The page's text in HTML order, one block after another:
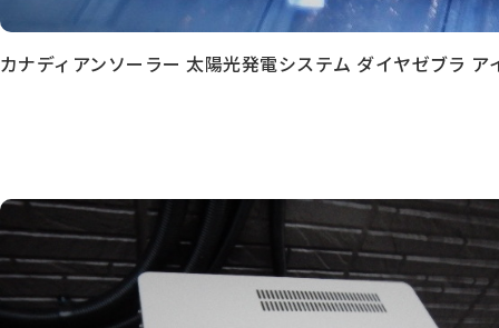
カナディアンソーラー 太陽光発電システム ダイヤゼブラ ア